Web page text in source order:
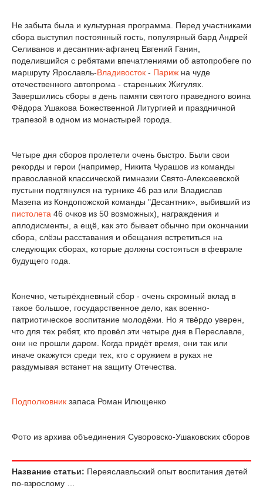
Не забыта была и культурная программа. Перед участниками
сбора выступил постоянный гость, популярный бард Андрей
Селиванов и десантник-афганец Евгений Ганин,
поделившийся с ребятами впечатлениями об автопробеге по
маршруту Ярославль-Владивосток - Париж на чуде
отечественного автопрома - стареньких Жигулях.
Завершились сборы в день памяти святого праведного воина
Фёдора Ушакова Божественной Литургией и праздничной
трапезой в одном из монастырей города.
Четыре дня сборов пролетели очень быстро. Были свои
рекорды и герои (например, Никита Чурашов из команды
православной классической гимназии Свято-Алексеевской
пустыни подтянулся на турнике 46 раз или Владислав
Мазепа из Кондопожской команды "Десантник», выбивший из
пистолета 46 очков из 50 возможных), награждения и
аплодисменты, а ещё, как это бывает обычно при окончании
сбора, слёзы расставания и обещания встретиться на
следующих сборах, которые должны состояться в феврале
будущего года.
Конечно, четырёхдневный сбор - очень скромный вклад в
такое большое, государственное дело, как военно-
патриотическое воспитание молодёжи. Но я твёрдо уверен,
что для тех ребят, кто провёл эти четыре дня в Переславле,
они не прошли даром. Когда придёт время, они так или
иначе окажутся среди тех, кто с оружием в руках не
раздумывая встанет на защиту Отечества.
Подполковник запаса Роман Илющенко
Фото из архива объединения Суворовско-Ушаковских сборов
Название статьи: Переяславльский опыт воспитания детей
по-взрослому …